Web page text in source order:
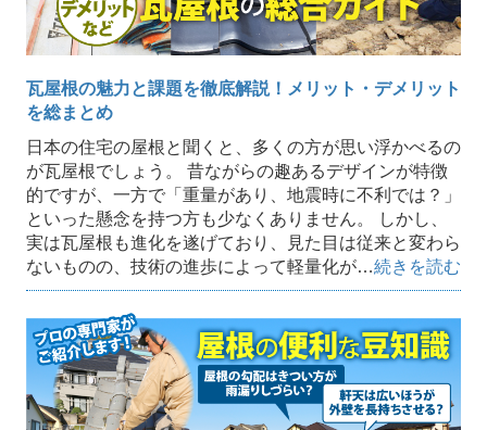
瓦屋根の魅力と課題を徹底解説！メリット・デメリット
を総まとめ
日本の住宅の屋根と聞くと、多くの方が思い浮かべるの
が瓦屋根でしょう。 昔ながらの趣あるデザインが特徴
的ですが、一方で「重量があり、地震時に不利では？」
といった懸念を持つ方も少なくありません。 しかし、
実は瓦屋根も進化を遂げており、見た目は従来と変わら
ないものの、技術の進歩によって軽量化が…続きを読む